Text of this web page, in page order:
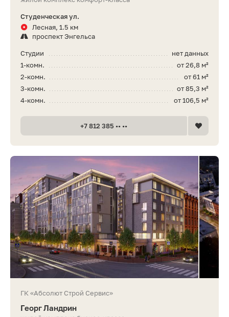
Студенческая ул.
Лесная, 1.5 км
проспект Энгельса
нет данных
Студии
от 26,8 м²
1-комн.
от 61 м²
2-комн.
от 85,3 м²
3-комн.
от 106,5 м²
4-комн.
+7 812 385 •• ••
ГК «Абсолют Строй Сервис»
Георг Ландрин